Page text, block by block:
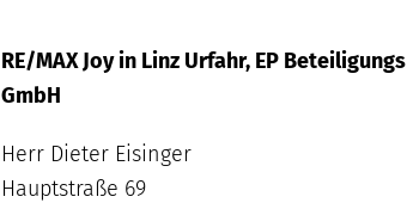
RE/MAX Joy in Linz Urfahr, EP Beteiligungs
GmbH
Herr Dieter Eisinger
Hauptstraße 69